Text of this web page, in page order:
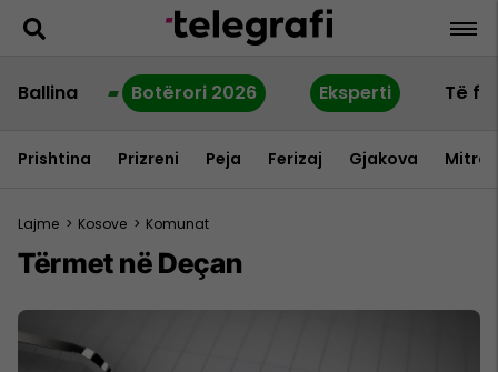
Ballina Botërori 2026 Eksperti Të
Prishtina Prizreni Peja Ferizaj Gjakova
Lajme > Kosove > Komunat
Tërmet në Deçan